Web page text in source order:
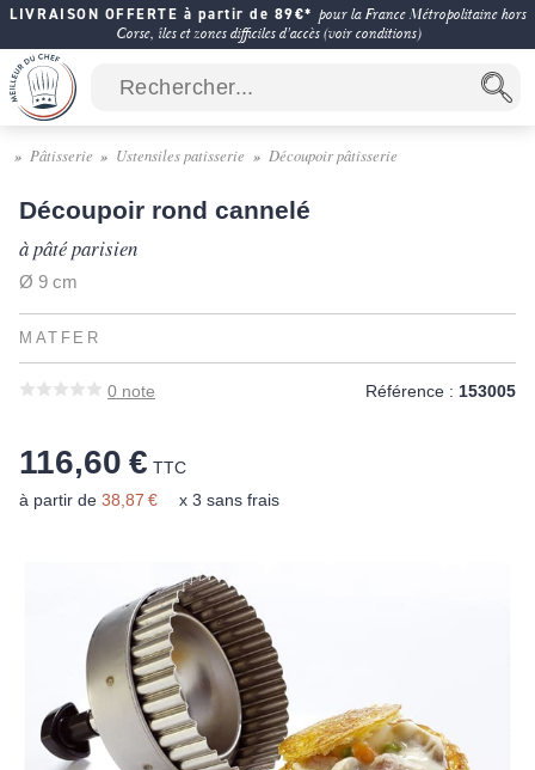
LIVRAISON OFFERTE à partir de 89€* pour la France Métropolitaine hors
Corse, îles et zones difficiles d'accès (voir conditions)
Pâtisserie Ustensiles patisserie Découpoir pâtisserie
Découpoir rond cannelé
à pâté parisien
Ø 9 cm
MATFER
0 note Référence : 153005
116,60 € TTC
à partir de 38,87 € x 3 sans frais